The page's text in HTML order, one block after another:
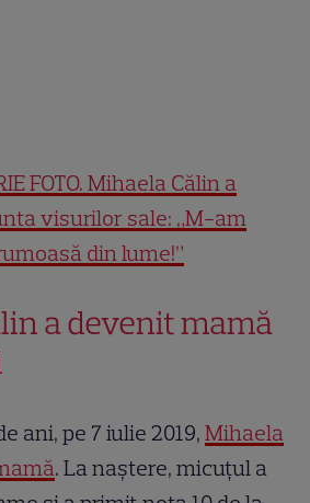
FOTO. Mihaela Călin a
visurilor sale: „M-am
din lume!”
a devenit mamă
ani, pe 7 iulie 2019,Mihaela
. La naștere, micuțul a